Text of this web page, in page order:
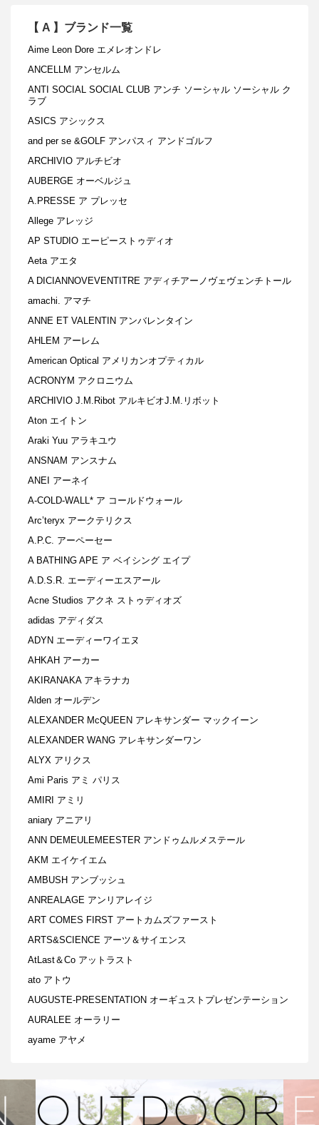
【 A 】ブランド一覧
Aime Leon Dore エメレオンドレ
ANCELLM アンセルム
ANTI SOCIAL SOCIAL CLUB アンチ ソーシャル ソーシャル ク
ラブ
ASICS アシックス
and per se &GOLF アンパスィ アンドゴルフ
ARCHIVIO アルチビオ
AUBERGE オーベルジュ
A.PRESSE ア プレッセ
Allege アレッジ
AP STUDIO エーピーストゥディオ
Aeta アエタ
A DICIANNOVEVENTITRE アディチアーノヴェヴェンチトール
amachi. アマチ
ANNE ET VALENTIN アンバレンタイン
AHLEM アーレム
American Optical アメリカンオプティカル
ACRONYM アクロニウム
ARCHIVIO J.M.Ribot アルキビオJ.M.リボット
Aton エイトン
Araki Yuu アラキユウ
ANSNAM アンスナム
ANEI アーネイ
A-COLD-WALL* ア コールドウォール
Arc’teryx アークテリクス
A.P.C. アーペーセー
A BATHING APE ア ベイシング エイプ
A.D.S.R. エーディーエスアール
Acne Studios アクネ ストゥディオズ
adidas アディダス
ADYN エーディーワイエヌ
AHKAH アーカー
AKIRANAKA アキラナカ
Alden オールデン
ALEXANDER McQUEEN アレキサンダー マックイーン
ALEXANDER WANG アレキサンダーワン
ALYX アリクス
Ami Paris アミ パリス
AMIRI アミリ
aniary アニアリ
ANN DEMEULEMEESTER アンドゥムルメステール
AKM エイケイエム
AMBUSH アンブッシュ
ANREALAGE アンリアレイジ
ART COMES FIRST アートカムズファースト
ARTS&SCIENCE アーツ＆サイエンス
AtLast＆Co アットラスト
ato アトウ
AUGUSTE-PRESENTATION オーギュストプレゼンテーション
AURALEE オーラリー
ayame アヤメ